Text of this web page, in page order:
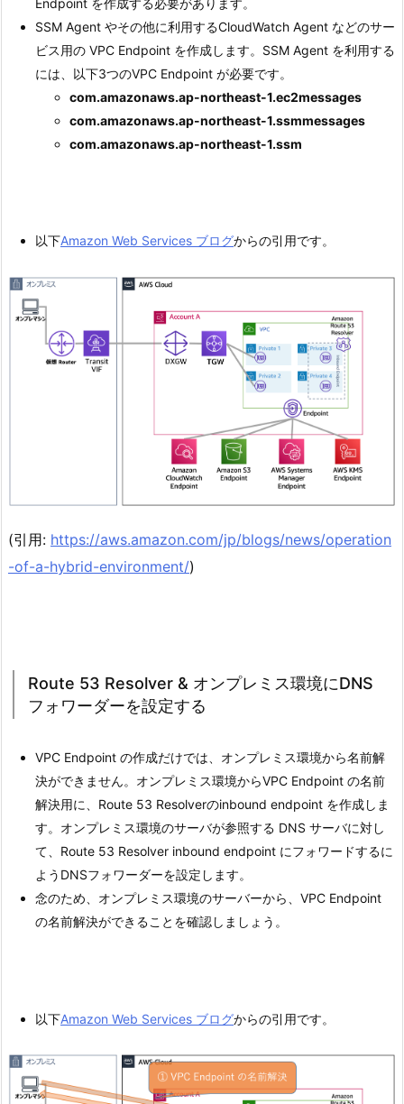
Endpoint を作成する必要があります。
SSM Agent やその他に利用するCloudWatch Agent などのサー
ビス用の VPC Endpoint を作成します。SSM Agent を利用する
には、以下3つのVPC Endpoint が必要です。
com.amazonaws.ap-northeast-1.ec2messages
com.amazonaws.ap-northeast-1.ssmmessages
com.amazonaws.ap-northeast-1.ssm
以下Amazon Web Services ブログからの引用です。
(引用: https://aws.amazon.com/jp/blogs/news/operation
-of-a-hybrid-environment/)
Route 53 Resolver & オンプレミス環境にDNS
フォワーダーを設定する
VPC Endpoint の作成だけでは、オンプレミス環境から名前解
決ができません。オンプレミス環境からVPC Endpoint の名前
解決用に、Route 53 Resolverのinbound endpoint を作成しま
す。オンプレミス環境のサーバが参照する DNS サーバに対し
て、Route 53 Resolver inbound endpoint にフォワードするに
ようDNSフォワーダーを設定します。
念のため、オンプレミス環境のサーバーから、VPC Endpoint
の名前解決ができることを確認しましょう。
以下Amazon Web Services ブログからの引用です。